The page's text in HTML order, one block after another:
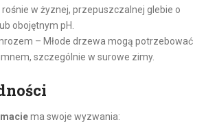
rośnie w żyznej, przepuszczalnej glebie o
obojętnym pH.
– Młode drzewa mogą potrzebować
szczególnie w surowe zimy.
ma swoje wyzwania: